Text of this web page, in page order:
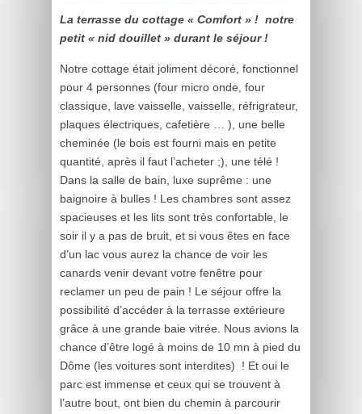
La terrasse du cottage « Comfort » ! notre
petit « nid douillet » durant le séjour !
Notre cottage était joliment décoré, fonctionnel
pour 4 personnes (four micro onde, four
classique, lave vaisselle, vaisselle, réfrigrateur,
plaques électriques, cafetière … ), une belle
cheminée (le bois est fourni mais en petite
quantité, après il faut l’acheter ;), une télé !
Dans la salle de bain, luxe suprême : une
baignoire à bulles ! Les chambres sont assez
spacieuses et les lits sont très confortable, le
soir il y a pas de bruit, et si vous êtes en face
d’un lac vous aurez la chance de voir les
canards venir devant votre fenêtre pour
reclamer un peu de pain ! Le séjour offre la
possibilité d’accéder à la terrasse extérieure
grâce à une grande baie vitrée. Nous avions la
chance d’être logé à moins de 10 mn à pied du
Dôme (les voitures sont interdites) ! Et oui le
parc est immense et ceux qui se trouvent à
l’autre bout, ont bien du chemin à parcourir